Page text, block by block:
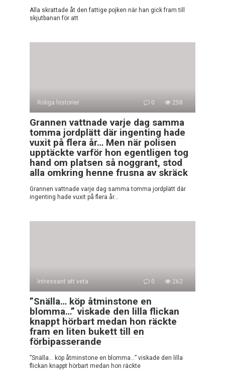
Alla skrattade åt den fattige pojken när han gick fram till
skjutbanan för att
Roliga historier 0 258
Grannen vattnade varje dag samma
tomma jordplätt där ingenting hade
vuxit på flera år… Men när polisen
upptäckte varför hon egentligen tog
hand om platsen så noggrant, stod
alla omkring henne frusna av skräck
Grannen vattnade varje dag samma tomma jordplätt där
ingenting hade vuxit på flera år…
Intressant att veta 0 262
”Snälla… köp åtminstone en
blomma…” viskade den lilla flickan
knappt hörbart medan hon räckte
fram en liten bukett till en
förbipasserande
”Snälla… köp åtminstone en blomma…” viskade den lilla
flickan knappt hörbart medan hon räckte